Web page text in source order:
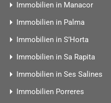
Immobilien in Manacor
Immobilien in Palma
Immobilien in S’Horta
Immobilien in Sa Rapita
Immobilien in Ses Salines
Immobilien Porreres